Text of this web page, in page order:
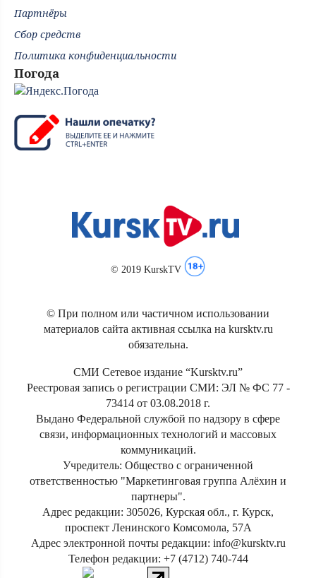
Партнёры
Сбор средств
Политика конфиденциальности
Погода
© 2019 KurskTV
© При полном или частичном использовании
материалов сайта активная ссылка на kursktv.ru
обязательна.
СМИ Сетевое издание “Kursktv.ru”
Реестровая запись о регистрации СМИ: ЭЛ № ФС 77 -
73414 от 03.08.2018 г.
Выдано Федеральной службой по надзору в сфере
связи, информационных технологий и массовых
коммуникаций.
Учредитель: Общество с ограниченной
ответственностью "Маркетинговая группа Алёхин и
партнеры".
Адрес редакции: 305026, Курская обл., г. Курск,
проспект Ленинского Комсомола, 57А
Адрес электронной почты редакции: info@kursktv.ru
Телефон редакции: +7 (4712) 740-744